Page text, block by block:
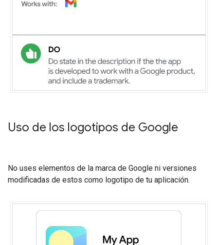
Uso de los logotipos de Google
No uses elementos de la marca de Google ni versiones
modificadas de estos como logotipo de tu aplicación.